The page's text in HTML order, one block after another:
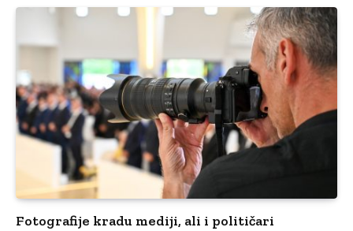
Fotografije kradu mediji, ali i političari